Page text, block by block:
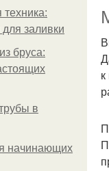
заливки
бруса:
в
начинающих